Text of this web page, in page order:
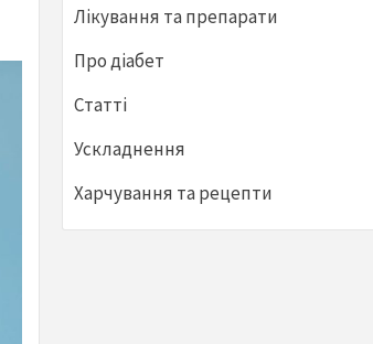
Лікування та препарати
Про діабет
Статті
Ускладнення
Харчування та рецепти